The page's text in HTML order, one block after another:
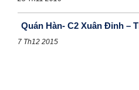
Quán Hàn- C2 Xuân Đỉnh –
7 Th12 2015